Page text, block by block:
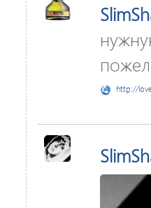
http://